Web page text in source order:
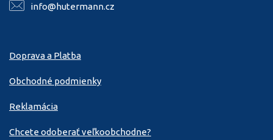
info@hutermann.cz
Doprava a Platba
Obchodné podmienky
Reklamácia
Chcete odoberať veľkoobchodne?